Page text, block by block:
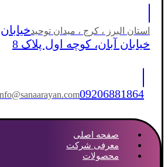
استان البرز ، کرج ، میدان توحید
خیابان آبان، کوچه اول پلاک 8
09206881864
صفحه اصلی
معرفی شرکت
محصولات